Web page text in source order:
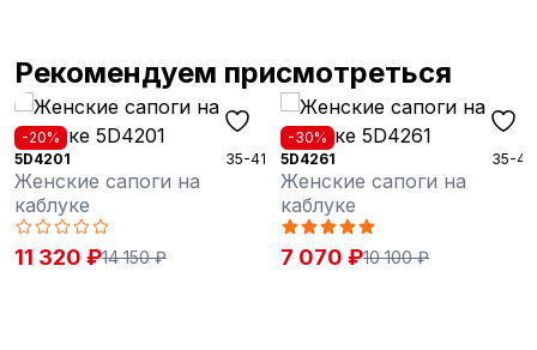
Рекомендуем присмотреться
35-41
-30%
35-41
Женские сапоги на
каблуке
7 070 ₽10 100 ₽
-50%
Женские сапоги на
каблуке
6 170 ₽12 340 ₽